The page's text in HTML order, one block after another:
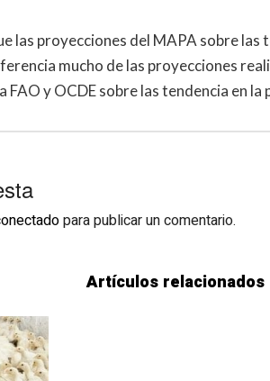
las proyecciones del MAPA sobre las
mucho de las proyecciones
FAO y OCDE sobre las tendencia en la
para publicar un comentario.
Artículos relacionados